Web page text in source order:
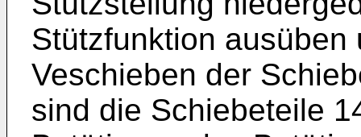
Stützfunktion
Veschieben der
sind die Schiebeteile